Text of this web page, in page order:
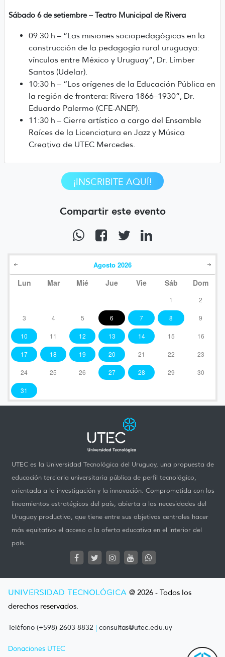
Agosto 2026
Lun Mar Mié Jue Vie Sáb Dom
1 2
3 4 5 6 7 8 9
10 11 12 13 14 15 16
17 18 19 20 21 22 23
24 25 26 27 28 29 30
31
Sábado 6 de setiembre – Teatro Municipal de Rivera
09:30 h – “Las misiones sociopedagógicas en la
construcción de la pedagogía rural uruguaya:
vínculos entre México y Uruguay”, Dr. Límber
Santos (Udelar).
10:30 h – “Los orígenes de la Educación Pública en
la región de frontera: Rivera 1866–1930”, Dr.
Eduardo Palermo (CFE-ANEP).
11:30 h – Cierre artístico a cargo del Ensamble
Raíces de la Licenciatura en Jazz y Música
Creativa de UTEC Mercedes.
¡INSCRIBITE AQUÍ!
Compartir este evento
UTEC es la Universidad Tecnológica del Uruguay, una propuesta de
educación terciaria universitaria pública de perfil tecnológico,
orientada a la investigación y la innovación. Comprometida con los
lineamientos estratégicos del país, abierta a las necesidades del
Uruguay productivo, que tiene entre sus objetivos centrales hacer
más equitativo el acceso a la oferta educativa en el interior del
país.
UNIVERSIDAD TECNOLÓGICA @ 2026 - Todos los
derechos reservados.
Teléfono (+598) 2603 8832 | consultas@utec.edu.uy
Donaciones UTEC